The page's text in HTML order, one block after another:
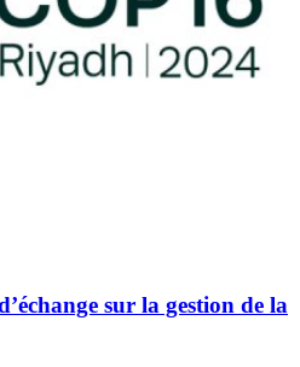
sur la gestion de la